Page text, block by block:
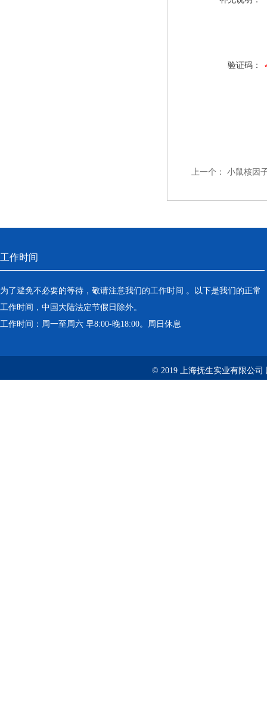
验证码：
上一个： 小鼠核因
工作时间
为了避免不必要的等待，敬请注意我们的工作时间 。以下是我们的正常
工作时间，中国大陆法定节假日除外。
工作时间：周一至周六 早8:00-晚18:00。周日休息
© 2019 上海抚生实业有限公司